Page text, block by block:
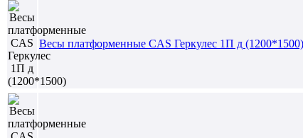
Весы платформенные CAS Геркулес 1П д (1200*1500)